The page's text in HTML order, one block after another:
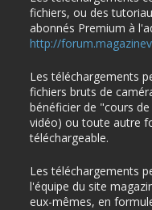
fichiers, ou des
abonnés Premium à
http://
Les téléchargements
fichiers bruts de
bénéficier de "cours
vidéo) ou toute autre
téléchargeable.
Les téléchargements
l'équipe du site
eux-mêmes, en